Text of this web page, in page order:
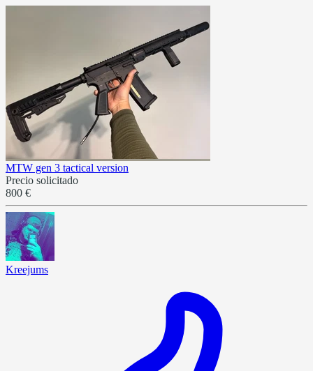
MTW gen 3 tactical version
Precio solicitado
800 €
Kreejums